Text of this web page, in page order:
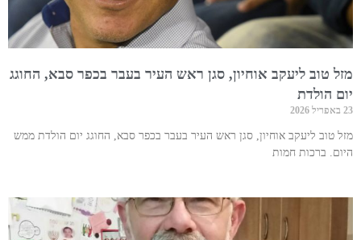
מזל טוב ליעקב אוחיון, סגן ראש העיר בעבר בכפר סבא, החוגג
יום הולדת
23 באפריל 2026
מזל טוב ליעקב אוחיון, סגן ראש העיר בעבר בכפר סבא, החוגג יום הולדת ממש
היום. ברכות חמות